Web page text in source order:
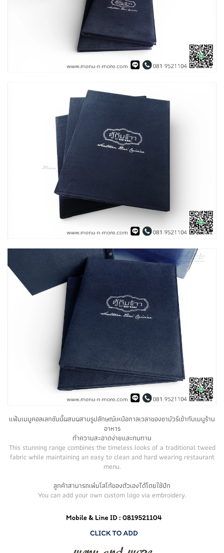
แฟ้มเมนูคอลเลกชันนี้ผสมผสานรูปลักษณ์เหนือกาลเวลาของชามัวร์เข้ากับเมนูร้าน
อาหาร
ทำความสะอาดง่ายและทนทาน
This stunning range combines the timeless looks of a traditional tweed
fabric while maintaining an easy to clean and hard wearing restaurant
menu.
ลูกค้าสามารถเพิ่มโลโก้ของตัวเองได้โดยใช้ปัก
You can add your own custom logo via embroidery.